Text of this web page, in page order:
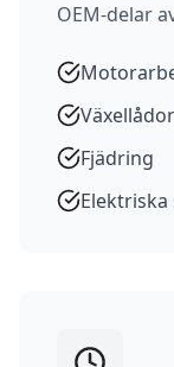
OEM-delar
Växellådor
Fjädring
Elektriska